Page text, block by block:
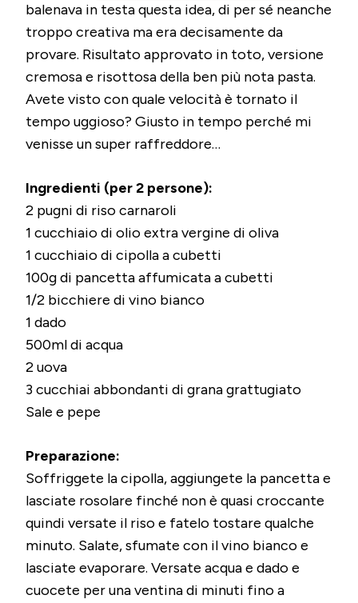
balenava in testa questa idea, di per sé neanche
troppo creativa ma era decisamente da
provare. Risultato approvato in toto, versione
cremosa e risottosa della ben più nota pasta.
Avete visto con quale velocità è tornato il
tempo uggioso? Giusto in tempo perché mi
venisse un super raffreddore…
Ingredienti (per 2 persone):
2 pugni di riso carnaroli
1 cucchiaio di olio extra vergine di oliva
1 cucchiaio di cipolla a cubetti
100g di pancetta affumicata a cubetti
1/2 bicchiere di vino bianco
1 dado
500ml di acqua
2 uova
3 cucchiai abbondanti di grana grattugiato
Sale e pepe
Preparazione:
Soffriggete la cipolla, aggiungete la pancetta e
lasciate rosolare finché non è quasi croccante
quindi versate il riso e fatelo tostare qualche
minuto. Salate, sfumate con il vino bianco e
lasciate evaporare. Versate acqua e dado e
cuocete per una ventina di minuti fino a